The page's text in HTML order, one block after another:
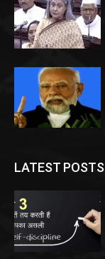
LATEST POSTS